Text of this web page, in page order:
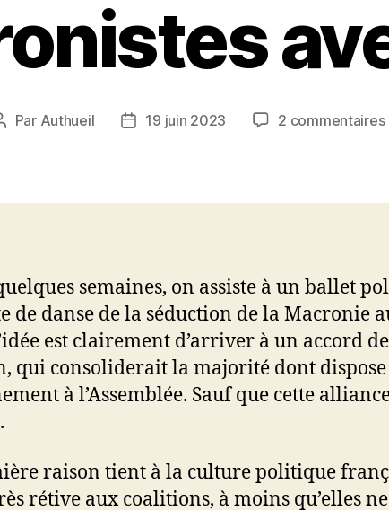
Par Authueil
Date19 juin 2023 2 commentaires
semaines, on assiste à un ballet
de danse de la séduction de la Macronie
est clairement d’arriver à un accord de
qui consoliderait la majorité dont
à l’Assemblée. Sauf que cette
raison tient à la culture politique
rétive aux coalitions, à moins qu’elles